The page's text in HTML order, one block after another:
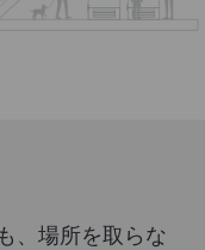
、場所を取らな